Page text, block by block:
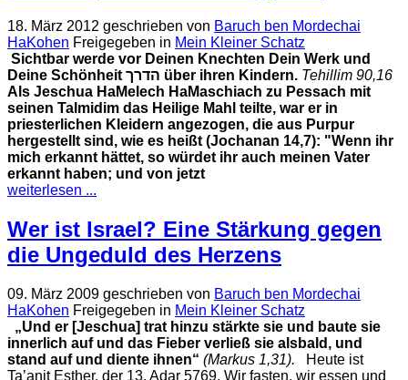
18. März 2012 geschrieben von Baruch ben Mordechai
HaKohen Freigegeben in Mein Kleiner Schatz
Sichtbar werde vor Deinen Knechten Dein Werk und
Deine Schönheit הדרך über ihren Kindern. Tehillim 90,16
Als Jeschua HaMelech HaMaschiach zu Pessach mit
seinen Talmidim das Heilige Mahl teilte, war er in
priesterlichen Kleidern angezogen, die aus Purpur
hergestellt sind, wie es heißt (Jochanan 14,7): "Wenn ihr
mich erkannt hättet, so würdet ihr auch meinen Vater
erkannt haben; und von jetzt
weiterlesen ...
Wer ist Israel? Eine Stärkung gegen
die Ungeduld des Herzens
09. März 2009 geschrieben von Baruch ben Mordechai
HaKohen Freigegeben in Mein Kleiner Schatz
„Und er [Jeschua] trat hinzu stärkte sie und baute sie
innerlich auf und das Fieber verließ sie alsbald, und
stand auf und diente ihnen“ (Markus 1,31). Heute ist
Ta’anit Esther, der 13. Adar 5769. Wir fasten, wir essen und